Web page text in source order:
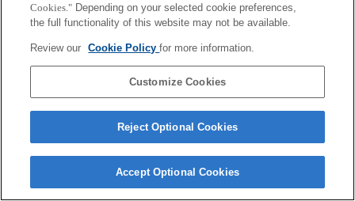
Terms of Use Contact Us
Cookies." Depending on your selected cookie preferences,
the full functionality of this website may not be available.
Review our Cookie Policyfor more information.
Customize Cookies
Reject Optional Cookies
Accept Optional Cookies